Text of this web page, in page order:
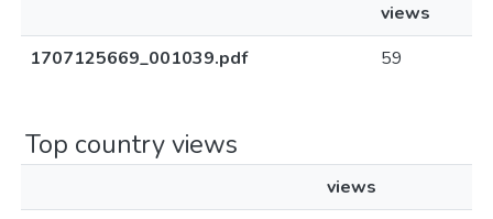
views
1707125669_001039.pdf
59
Top country views
views